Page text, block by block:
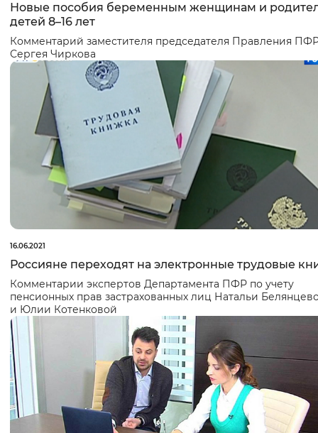
Новые пособия беременным женщинам и
детей 8–16 лет
Комментарий заместителя председателя Правления
Сергея Чиркова
16.06.2021
Россияне переходят на электронные трудовые
Комментарии экспертов Департамента ПФР по учету
пенсионных прав застрахованных лиц Натальи
и Юлии Котенковой